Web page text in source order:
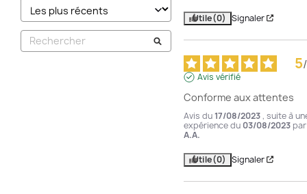
Utile(0) Signaler
5/
Avis vérifié
Conforme aux attentes
Avis du17/08/2023, suite à
expérience du 03/08/2023 par
A.A.
Utile(0) Signaler